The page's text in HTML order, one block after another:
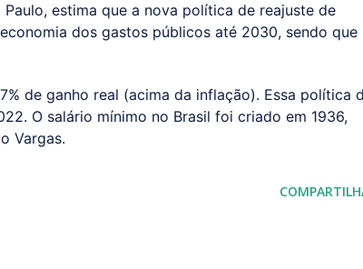
estima que a nova política de reajuste de
dos gastos públicos até 2030, sendo que
de ganho real (acima da inflação). Essa política
O salário mínimo no Brasil foi criado em 1936,
Vargas.